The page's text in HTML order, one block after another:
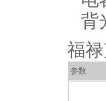
背
福
参数